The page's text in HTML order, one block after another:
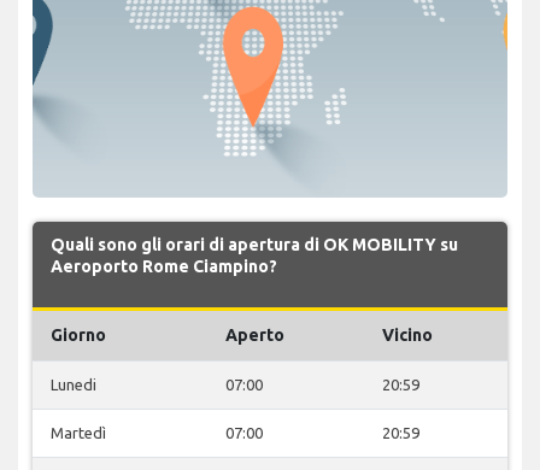
Quali sono gli orari di apertura di OK MOBILITY su
Aeroporto Rome Ciampino?
Giorno Aperto Vicino
Lunedi 07:00 20:59
Martedì 07:00 20:59